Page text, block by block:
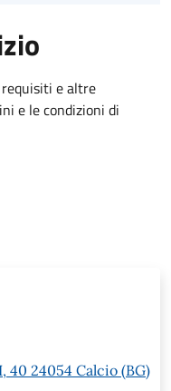
requisiti e altre
e le condizioni di
40 24054 Calcio (BG)